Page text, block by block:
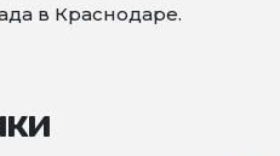
в Краснодаре.